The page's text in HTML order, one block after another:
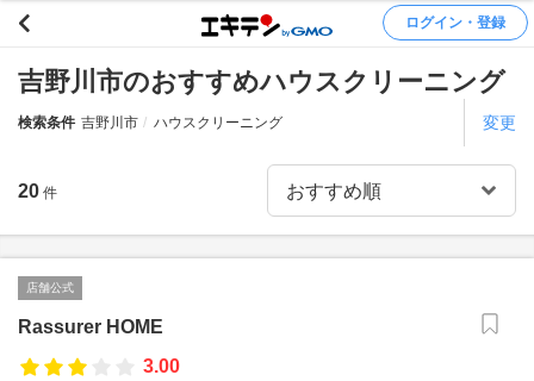
ログイン・登録
吉野川市のおすすめハウスクリーニング
検索条件 吉野川市 ハウスクリーニング 変更
20 件
店舗公式
Rassurer HOME
3.00